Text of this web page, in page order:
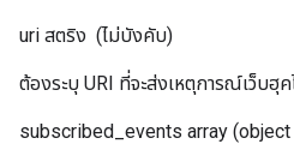
uri สตริง (ไม่บังคับ)
ต้องระบุ URI ที่จะส่งเหตุการณ์เว็บฮุค
subscribed_events array